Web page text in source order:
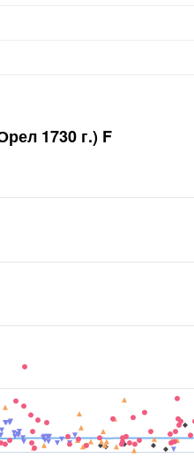
1730 г.) F